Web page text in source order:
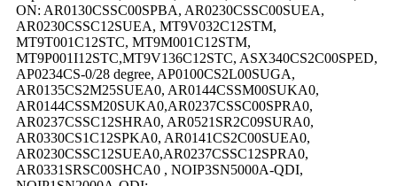
ON: AR0130CSSC00SPBA, AR0230CSSC00SUEA,
AR0230CSSC12SUEA, MT9V032C12STM,
MT9T001C12STC, MT9M001C12STM,
MT9P001I12STC,MT9V136C12STC, ASX340CS2C00SPED,
AP0234CS-0/28 degree, AP0100CS2L00SUGA,
AR0135CS2M25SUEA0, AR0144CSSM00SUKA0,
AR0144CSSM20SUKA0,AR0237CSSC00SPRA0,
AR0237CSSC12SHRA0, AR0521SR2C09SURA0,
AR0330CS1C12SPKA0, AR0141CS2C00SUEA0,
AR0230CSSC12SUEA0,AR0237CSSC12SPRA0,
AR0331SRSC00SHCA0 , NOIP3SN5000A-QDI,